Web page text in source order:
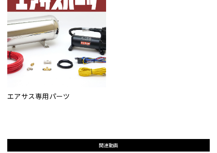
エアサス専用パーツ
関連動画